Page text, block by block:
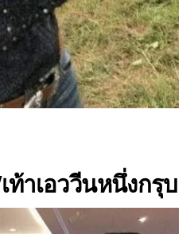
ท้าเอววีนหนึ่งกรุบ